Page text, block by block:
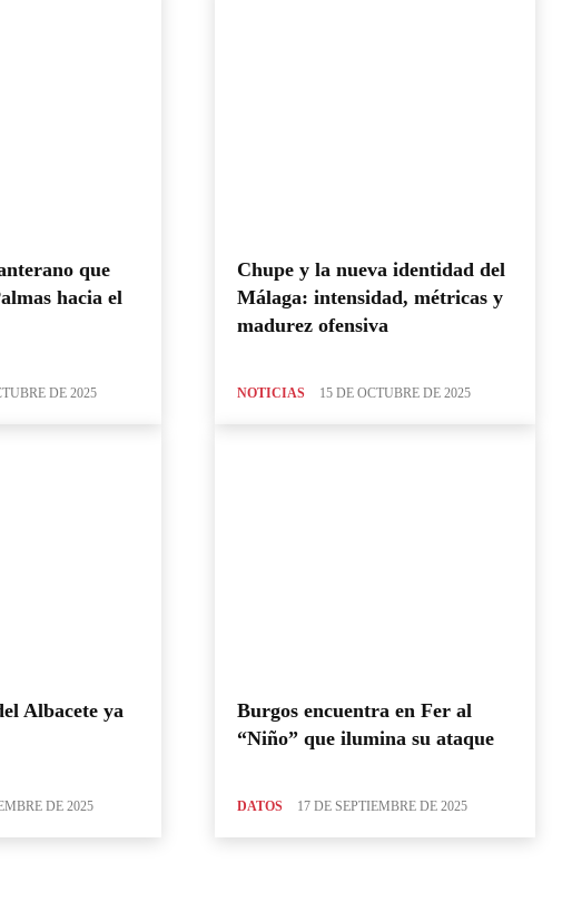
que
hacia el
DE 2025
Chupe y la nueva identidad del
Málaga: intensidad, métricas y
madurez ofensiva
NOTICIAS 15 DE OCTUBRE DE 2025
Albacete ya
DE 2025
Burgos encuentra en Fer al
“Niño” que ilumina su ataque
DATOS 17 DE SEPTIEMBRE DE 2025